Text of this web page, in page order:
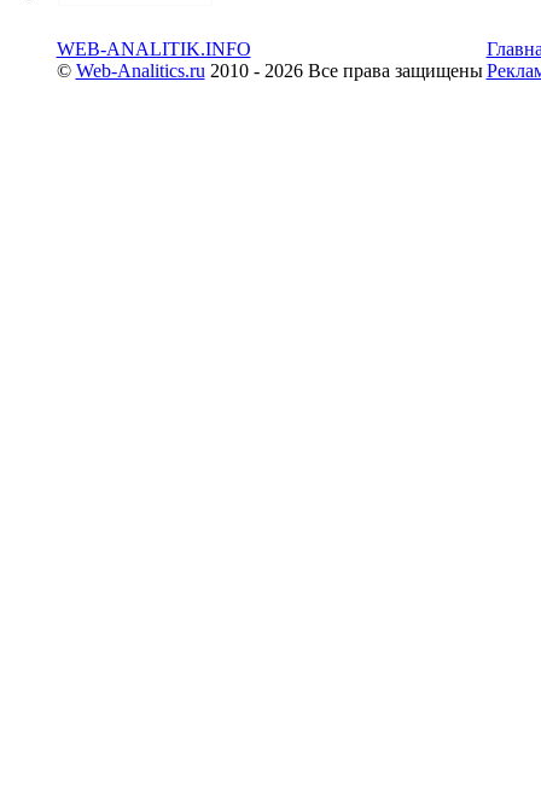
WEB-ANALITIK.INFO
© Web-Analitics.ru 2010 - 2026 Все права защищены